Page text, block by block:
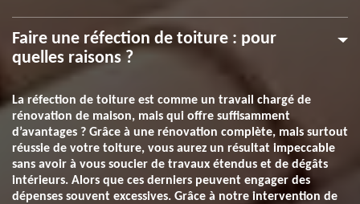
Faire une réfection de toiture : pour
quelles raisons ?
La réfection de toiture est comme un travail chargé de
rénovation de maison, mais qui offre suffisamment
d’avantages ? Grâce à une rénovation complète, mais surtout
réussie de votre toiture, vous aurez un résultat impeccable
sans avoir à vous soucier de travaux étendus et de dégâts
intérieurs. Alors que ces derniers peuvent engager des
dépenses souvent excessives. Grâce à notre intervention de